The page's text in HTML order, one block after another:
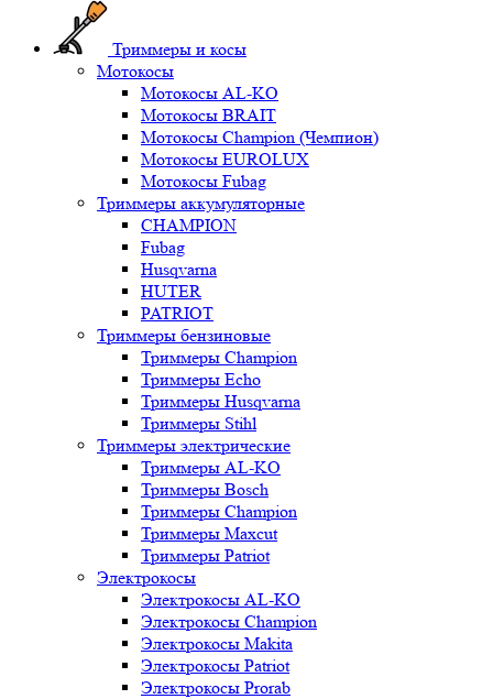
Триммеры и косы
Мотокосы
Мотокосы AL-KO
Мотокосы BRAIT
Мотокосы Champion (Чемпион)
Мотокосы EUROLUX
Мотокосы Fubag
Триммеры аккумуляторные
CHAMPION
Fubag
Husqvarna
HUTER
PATRIOT
Триммеры бензиновые
Триммеры Champion
Триммеры Echo
Триммеры Husqvarna
Триммеры Stihl
Триммеры электрические
Триммеры AL-KO
Триммеры Bosch
Триммеры Champion
Триммеры Maxcut
Триммеры Patriot
Электрокосы
Электрокосы AL-KO
Электрокосы Champion
Электрокосы Makita
Электрокосы Patriot
Электрокосы Prorab